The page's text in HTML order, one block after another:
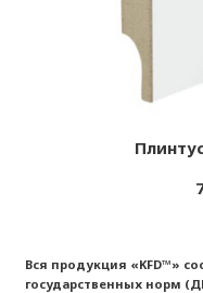
Вся продукция «KFD™»
государственных норм